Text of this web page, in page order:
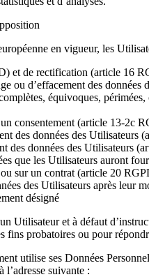
en vigueur, les
et de rectification (article 16
ou d’effacement des
équivoques,
consentement (article 13-2c
des données des Utilisateurs
des données des Utilisateurs
que les Utilisateurs auront
sur un contrat (article 20
des Utilisateurs après leur
désigné
Utilisateur et à défaut
fins probatoires ou pour
utilise ses Données
l’adresse suivante :